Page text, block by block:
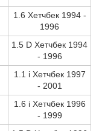
1.6 Хетчбек 1994 -
1996
1.5 D Хетчбек 1994
- 1996
1.1 i Хетчбек 1997
- 2001
1.6 i Хетчбек 1996
- 1999